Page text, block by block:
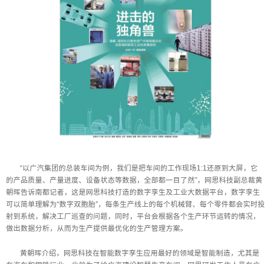
“以广汽集团的总装车间为例，我们是把车间的工作现场1:1还原到大屏，它
的产品质量、产量进度、设备状态等数据，全部都一目了然”，网思科技副总裁黄
朝晖告诉南都记者，这是网思科技打造的数字孪生及工业大数据平台，数字孪生
可以简单理解为“数字双胞胎”，每条生产线上的每个机械臂、每个零件都会实时投
射到系统，解决工厂巡查的问题，同时，平台会根据各个生产环节运转的情况，
做出数据分析，从而为生产提供最优化的生产管理方案。
黄朝晖介绍，网思科技在智能数字孪生应用最好的领域是智能制造，尤其是